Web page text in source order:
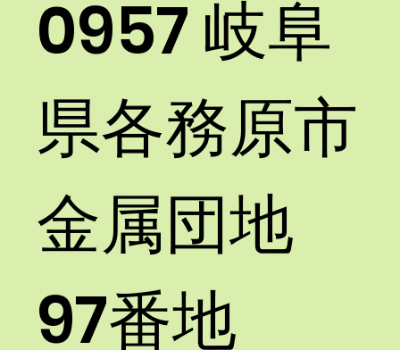
0957 岐阜
県各務原市
金属団地
97番地